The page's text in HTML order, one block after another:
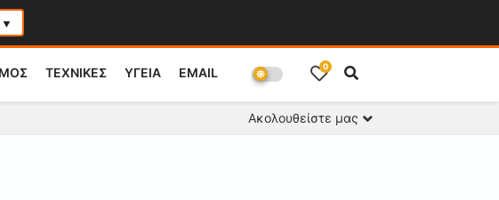
▼
ΤΕΧΝΙΚΕΣ ΥΓΕΙΑ EMAIL 0
Ακολουθείστε μας